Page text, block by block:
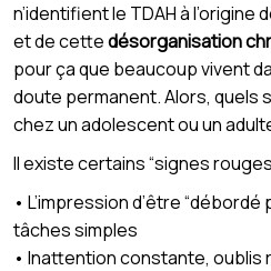
n’identifient le TDAH à l’origine
et de cettedésorganisation
pour ça que beaucoup vivent
doute permanent. Alors, quels
chez un adolescent ou un
Il existe certains “signes
• L’impression d’être
tâches simples
• Inattention constante, oublis